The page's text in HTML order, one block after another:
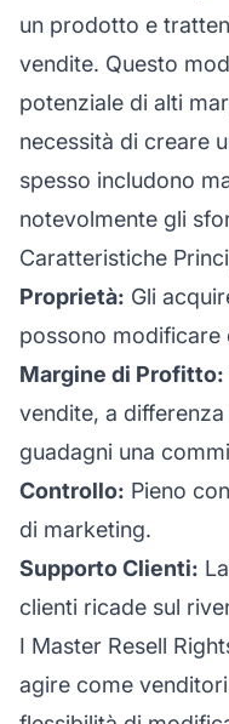
un prodotto e
vendite. Questo
potenziale di alti
necessità di creare
spesso includono
notevolmente gli
Caratteristiche
Proprietà: Gli
possono
Margine di Profitto:
vendite, a differenza
guadagni una
Controllo: Pieno
di marketing.
Supporto Clienti:
clienti ricade sul
I Master Resell
agire come